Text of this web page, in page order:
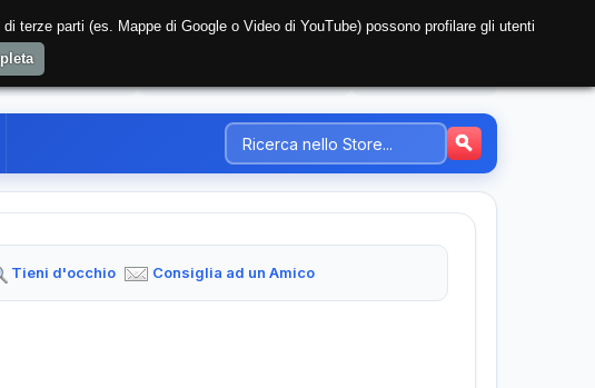
UTENTE
Tieni d'occhio Consiglia ad un Amico
parti (es. Mappe di Google o Video di YouTube) possono profilare gli utenti